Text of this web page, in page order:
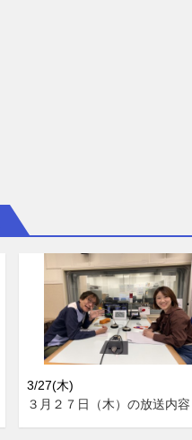
3/27(木)
３月２７日（木）の放送内容